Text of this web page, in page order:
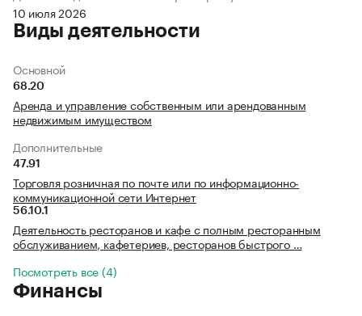
10 июля 2026
Виды деятельности
Основной
68.20
Аренда и управление собственным или арендованным
недвижимым имуществом
Дополнительные
47.91
Торговля розничная по почте или по информационно-
коммуникационной сети Интернет
56.10.1
Деятельность ресторанов и кафе с полным ресторанным
обслуживанием, кафетериев, ресторанов быстрого …
Посмотреть все (4)
Финансы